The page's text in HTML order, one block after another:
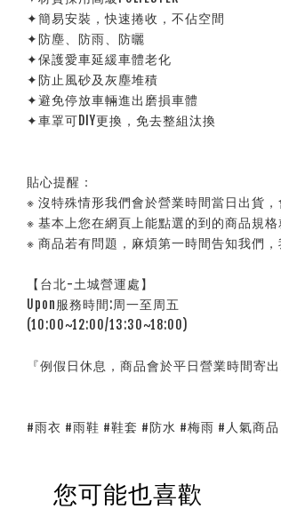
✦簡易安裝，快速捲收，不佔空間
✦防塵、防雨、防曬
✦保護愛車延緩車體老化
✦防止風砂及灰塵堆積
✦避免停放車輛進出磨損車體
✦車罩可DIY更換，免去整組汰換
貼心提醒：
※ 沒特殊情形我們會於營業時間當日出貨
※ 基本上您在網頁上能點選的到的商品規
※ 商品若有問題，麻煩第一時間告知我們
【台北-土城營運處】
Upon服務時間:周一至周五
(10:00~12:00/13:30~18:00)
『例假日休息，商品會於平日營業時間寄出
#雨衣 #雨鞋 #鞋套 #防水 #梅雨 #人氣商
您可能也喜歡